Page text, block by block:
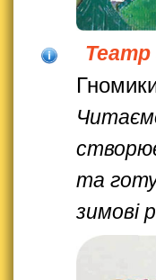
Театр
та
зимові